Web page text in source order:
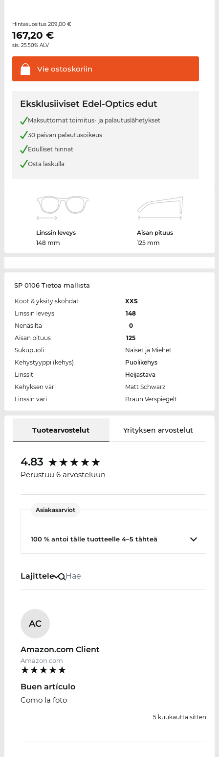
Hintasuositus 209,00 €
167,20 €
sis. 25.50% ALV
Vieostoskoriin
Eksklusiiviset Edel-Optics edut
Maksuttomat toimitus- ja palautuslähetykset
30 päivän palautusoikeus
Edulliset hinnat
Osta laskulla
Linssin leveys
148 mm
Aisan pituus
125 mm
SP 0106 Tietoa mallista
Koot & yksityiskohdat
XXS
Linssin leveys
148
Nenäsilta
0
Aisan pituus
125
Sukupuoli
Naiset ja Miehet
Kehystyyppi (kehys)
Puolikehys
Linssit
Heijastava
Kehyksen väri
Matt Schwarz
Linssin väri
Braun Verspiegelt
Tuotearvostelut Yrityksen arvostelut
4.83
Perustuu 6 arvosteluun
Asiakasarviot
100 % antoi tälle tuotteelle 4–5 tähteä
Lajittele
AC
Amazon.com Client
Amazon.com
Buen artículo
Como la foto
5 kuukautta sitten